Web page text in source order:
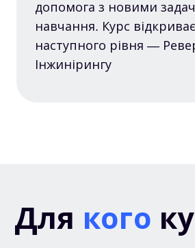
допомога з новими
навчання. Курс
наступного рівня —
Інжинірингу
Для кого